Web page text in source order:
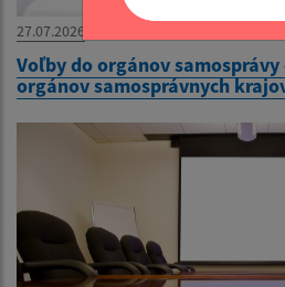
27.07.2026
Voľby do orgánov
orgánov samosprávnych